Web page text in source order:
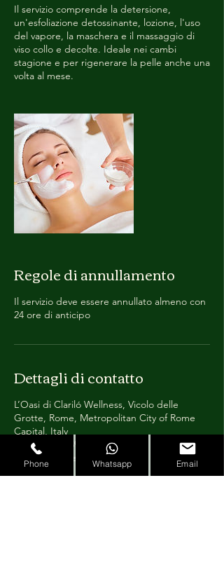
Il servizio comprende la detersione,
un'esfoliazione detossinante, lozione, l'uso
del vapore, la maschera e il massaggio di
viso collo e decolte. Ideale nei cambi
stagione e per rigenerare la pelle anche una
volta al mese.
Regole di annullamento
Il servizio deve essere annullato almeno con
24 ore di anticipo
Dettagli di contatto
L’Oasi di Clariló Wellness, Vicolo delle
Grotte, Rome, Metropolitan City of Rome
Capital, Italy
+390668135559
emanuela@loasidiclarilo.com
Phone Whatsapp Email